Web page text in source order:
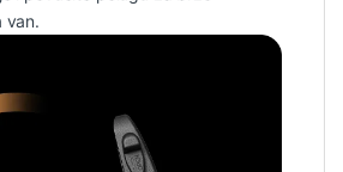
van.